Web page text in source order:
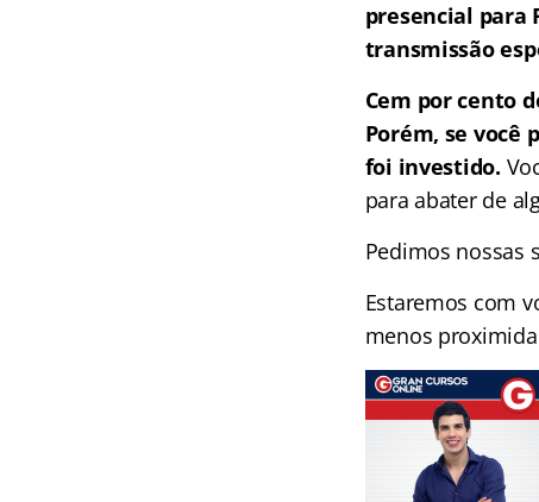
presencial para
transmissão
Cem por cento
Porém, se você
foi investido.
para abater de
Pedimos nossas
Estaremos com
menos